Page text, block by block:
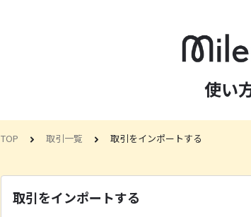
使い
TOP 取引一覧 取引をインポートする
取引をインポートする